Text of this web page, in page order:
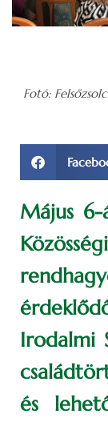
Fotó:
Május 6-
Irodalmi
és